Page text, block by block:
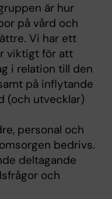
är hur
på vård och
Vi har ett
viktigt för att
i relation till den
på inflytande
(och utvecklar)
personal och
bedrivs.
deltagande
och